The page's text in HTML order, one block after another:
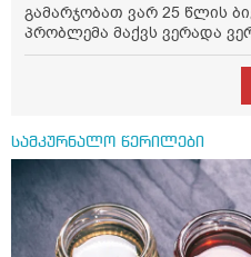
გამარჯობათ ვარ 25 წლის
პრობლემა მაქვს ვერადა
მისვალ მოკლედ საქმე
წუთში ზოგჯერ მეტი ადრეც
ცოტა გადმოდის ხან ბერვი
კონსულტაციაზე მოსვლა
მეცლება სად ხართ
ღირს თქვენთან
ნომერი რომ დამიწეროთ
სამკურნალო წერილები